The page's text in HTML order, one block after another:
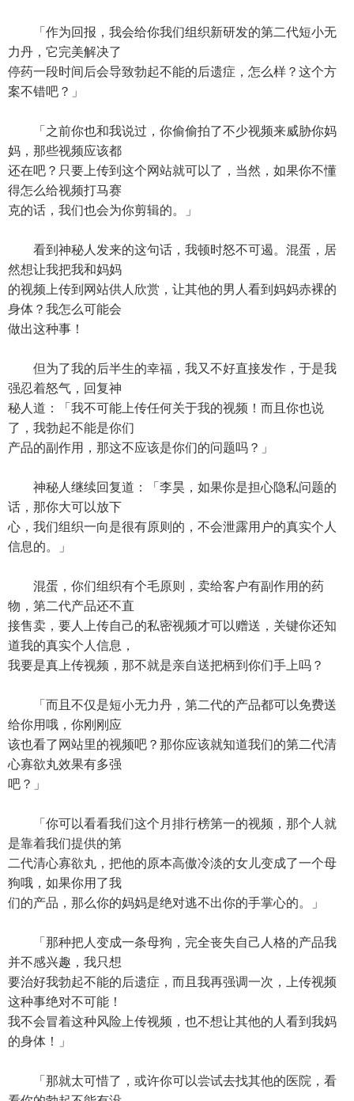
「作为回报，我会给你我们组织新研发的第二代短小无
力丹，它完美解决了
停药一段时间后会导致勃起不能的后遗症，怎么样？这个方
案不错吧？」
「之前你也和我说过，你偷偷拍了不少视频来威胁你妈
妈，那些视频应该都
还在吧？只要上传到这个网站就可以了，当然，如果你不懂
得怎么给视频打马赛
克的话，我们也会为你剪辑的。」
看到神秘人发来的这句话，我顿时怒不可遏。混蛋，居
然想让我把我和妈妈
的视频上传到网站供人欣赏，让其他的男人看到妈妈赤裸的
身体？我怎么可能会
做出这种事！
但为了我的后半生的幸福，我又不好直接发作，于是我
强忍着怒气，回复神
秘人道：「我不可能上传任何关于我的视频！而且你也说
了，我勃起不能是你们
产品的副作用，那这不应该是你们的问题吗？」
神秘人继续回复道：「李昊，如果你是担心隐私问题的
话，那你大可以放下
心，我们组织一向是很有原则的，不会泄露用户的真实个人
信息的。」
混蛋，你们组织有个毛原则，卖给客户有副作用的药
物，第二代产品还不直
接售卖，要人上传自己的私密视频才可以赠送，关键你还知
道我的真实个人信息，
我要是真上传视频，那不就是亲自送把柄到你们手上吗？
「而且不仅是短小无力丹，第二代的产品都可以免费送
给你用哦，你刚刚应
该也看了网站里的视频吧？那你应该就知道我们的第二代清
心寡欲丸效果有多强
吧？」
「你可以看看我们这个月排行榜第一的视频，那个人就
是靠着我们提供的第
二代清心寡欲丸，把他的原本高傲冷淡的女儿变成了一个母
狗哦，如果你用了我
们的产品，那么你的妈妈是绝对逃不出你的手掌心的。」
「那种把人变成一条母狗，完全丧失自己人格的产品我
并不感兴趣，我只想
要治好我勃起不能的后遗症，而且我再强调一次，上传视频
这种事绝对不可能！
我不会冒着这种风险上传视频，也不想让其他的人看到我妈
的身体！」
「那就太可惜了，或许你可以尝试去找其他的医院，看